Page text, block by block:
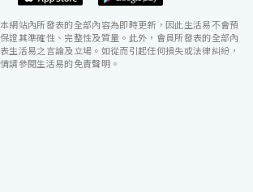
網站內所發表的全部內容為即時更新，因此生活易不會預
證其準確性、完整性及質量。此外，會員所發表的全部內
生活易之言論及立場。如從而引起任何損失或法律糾紛，
請參閱生活易的免責聲明。